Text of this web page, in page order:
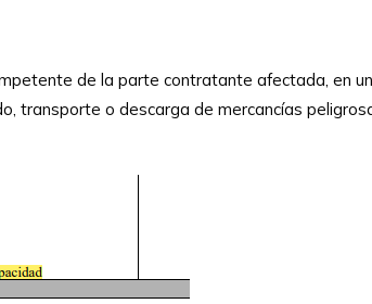
de la parte contratante afectada, en
transporte o descarga de mercancías